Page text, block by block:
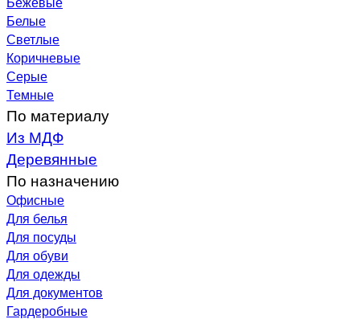
Белые
Светлые
Коричневые
Серые
Темные
По материалу
Из МДФ
Деревянные
По назначению
Офисные
Для белья
Для посуды
Для обуви
Для одежды
Для документов
Гардеробные